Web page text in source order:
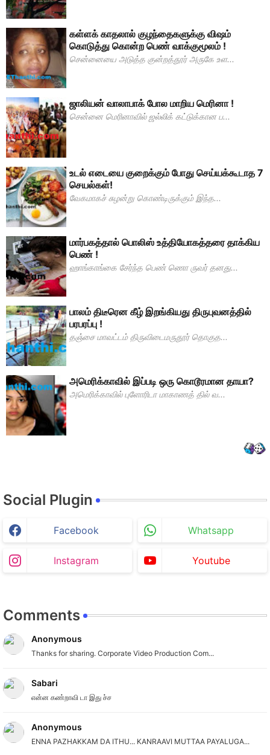
கள்ளக் காதலால் குழந்தைகளுக்கு விஷம்
கொடுத்து கொன்ற பெண் வாக்குமூலம் !
சென்னையை அடுத்த குன்றத்தூர் அருகே உள...
ஜாலியன் வாலாபாக் போல மாறிய மெரினா !
சென்னை மெரினாவில் ஜல்லிக் கட்டுக்கான ப...
உடல் எடையை குறைக்கும் போது செய்யக்கூடாத 7
செயல்கள்!
வேகமாகச் சுழன்று கொண்டிருக்கும் இந்த...
மார்பகத்தால் பொலிஸ் உத்தியோகத்தரை தாக்கிய
பெண் !
ஹாங்காங்கை சேர்ந்த பெண் ணொ ருவர் தனது...
பாலம் திடீரென கீழ் இறங்கியது திருபுவனத்தில்
பரபரப்பு !
தஞ்சை மாவட்டம் திருவிடைமருதூர் தொகுத...
அமெரிக்காவில் இப்படி ஒரு கொடூரமான தாயா?
அமெரிக்காவில் புளோரிடா மாகாணத் தில் வ...
Social Plugin
Facebook Whatsapp
Instagram Youtube
Comments
Anonymous
Thanks for sharing. Corporate Video Production Com...
Sabari
என்ன கண்றாவி டா இது ச்ச
Anonymous
ENNA PAZHAKKAM DA ITHU... KANRAAVI MUTTAA PAYALUGA...